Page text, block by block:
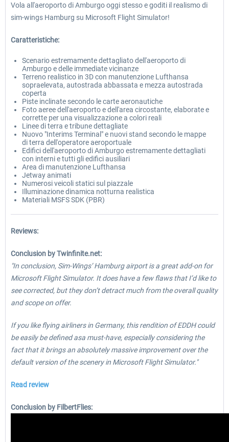
Vola all'aeroporto di Amburgo oggi stesso e goditi il realismo di
sim-wings Hamburg su Microsoft Flight Simulator!
Caratteristiche:
Scenario estremamente dettagliato dell'aeroporto di
Amburgo e delle immediate vicinanze
Terreno realistico in 3D con manutenzione Lufthansa
sopraelevata, autostrada abbassata e mezza autostrada
coperta
Piste inclinate secondo le carte aeronautiche
Foto aeree dell'aeroporto e dell'area circostante, elaborate e
corrette per una visualizzazione a colori reali
Linee di terra e tribune dettagliate
Nuovo "Interims Terminal" e nuovi stand secondo le mappe
di terra dell'operatore aeroportuale
Edifici dell'aeroporto di Amburgo estremamente dettagliati
con interni e tutti gli edifici ausiliari
Area di manutenzione Lufthansa
Jetway animati
Numerosi veicoli statici sul piazzale
Illuminazione dinamica notturna realistica
Materiali MSFS SDK (PBR)
Reviews:
Conclusion by Twinfinite.net:
"In conclusion, Sim-Wings’ Hamburg airport is a great add-on for
Microsoft Flight Simulator. It does have a few flaws that I’d like to
see corrected, but they don’t detract much from the overall quality
and scope on offer.
If you like flying airliners in Germany, this rendition of EDDH could
be easily be defined asa must-have, especially considering the
fact that it brings an absolutely massive improvement over the
default version of the scenery in Microsoft Flight Simulator."
Read review
Conclusion by FilbertFlies: